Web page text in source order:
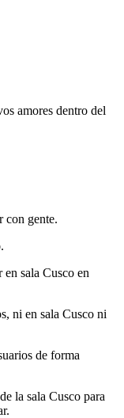
amores dentro del
con gente.
sala Cusco en
ni en sala Cusco ni
de forma
la sala Cusco para